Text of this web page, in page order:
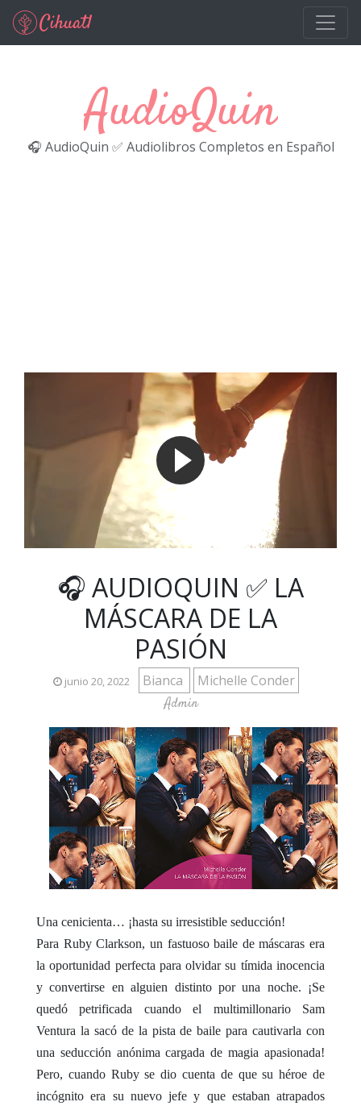
Ir al contenido principal
AudioQuin
🎧 AudioQuin ✅ Audiolibros Completos en Español
🎧 AUDIOQUIN ✅ LA
MÁSCARA DE LA
PASIÓN
junio 20, 2022 Bianca Michelle Conder
Admin
Una cenicienta… ¡hasta su irresistible seducción!
Para Ruby Clarkson, un fastuoso baile de máscaras era
la oportunidad perfecta para olvidar su tímida inocencia
y convertirse en alguien distinto por una noche. ¡Se
quedó petrificada cuando el multimillonario Sam
Ventura la sacó de la pista de baile para cautivarla con
una seducción anónima cargada de magia apasionada!
Pero, cuando Ruby se dio cuenta de que su héroe de
incógnito era su nuevo jefe y que estaban atrapados